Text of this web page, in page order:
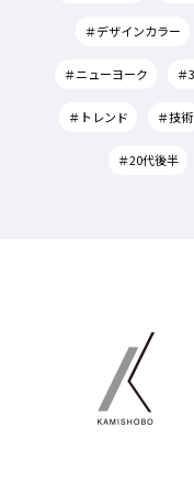
＃デザインカラー
＃ニューヨーク ＃
＃トレンド ＃技術
＃20代後半